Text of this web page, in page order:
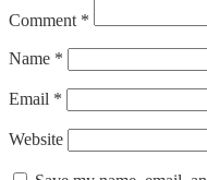
Comment *
Name *
Email *
Website